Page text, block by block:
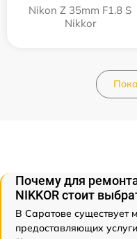
Nikon Z 35mm F1.8 S
Nikkor
Почему для
NIKKOR стоит
В Саратове существует
предоставляющих